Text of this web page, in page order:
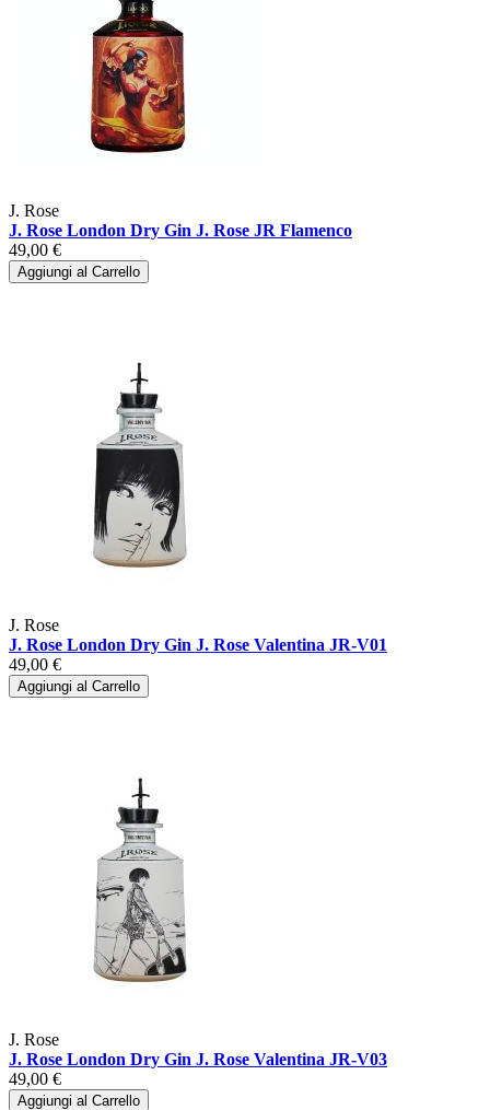
J. Rose
J. Rose London Dry Gin J. Rose JR Flamenco
49,00 €
Aggiungi al Carrello
J. Rose
J. Rose London Dry Gin J. Rose Valentina JR-V01
49,00 €
Aggiungi al Carrello
J. Rose
J. Rose London Dry Gin J. Rose Valentina JR-V03
49,00 €
Aggiungi al Carrello